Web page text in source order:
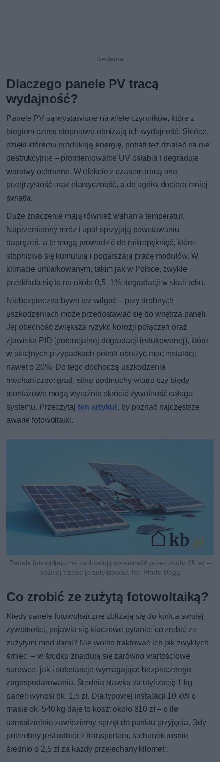
Dlaczego panele PV tracą
wydajność?
Panele PV są wystawione na wiele czynników, które z
biegiem czasu stopniowo obniżają ich wydajność. Słońce,
dzięki któremu produkują energię, potrafi też działać na nie
destrukcyjnie – promieniowanie UV osłabia i degraduje
warstwy ochronne. W efekcie z czasem tracą one
przejrzystość oraz elastyczność, a do ogniw dociera mniej
światła.
Duże znaczenie mają również wahania temperatur.
Naprzemienny mróz i upał sprzyjają powstawaniu
naprężeń, a te mogą prowadzić do mikropęknięć, które
stopniowo się kumulują i pogarszają pracę modułów. W
klimacie umiarkowanym, takim jak w Polsce, zwykle
przekłada się to na około 0,5–1% degradacji w skali roku.
Niebezpieczna bywa też wilgoć – przy drobnych
uszkodzeniach może przedostawać się do wnętrza paneli.
Jej obecność zwiększa ryzyko korozji połączeń oraz
zjawiska PID (potencjalnej degradacji indukowanej), które
w skrajnych przypadkach potrafi obniżyć moc instalacji
nawet o 20%. Do tego dochodzą uszkodzenia
mechaniczne: grad, silne podmuchy wiatru czy błędy
montażowe mogą wyraźnie skrócić żywotność całego
systemu. Przeczytajten artykuł, by poznać najczęstsze
awarie fotowoltaiki.
Panele fotowoltaiczne zachowują sprawność przez około 25 lat –
później trzeba je zutylizować, fot. Photo Dogg
Co zrobić ze zużytą fotowoltaiką?
Kiedy panele fotowoltaiczne zbliżają się do końca swojej
żywotności, pojawia się kluczowe pytanie: co zrobić ze
zużytymi modułami? Nie wolno traktować ich jak zwykłych
śmieci – w środku znajdują się zarówno wartościowe
surowce, jak i substancje wymagające bezpiecznego
zagospodarowania. Średnia stawka za utylizację 1 kg
paneli wynosi ok. 1,5 zł. Dla typowej instalacji 10 kW o
masie ok. 540 kg daje to koszt około 810 zł – o ile
samodzielnie zawieziemy sprzęt do punktu przyjęcia. Gdy
potrzebny jest odbiór z transportem, rachunek rośnie
średnio o 2,5 zł za każdy przejechany kilometr.